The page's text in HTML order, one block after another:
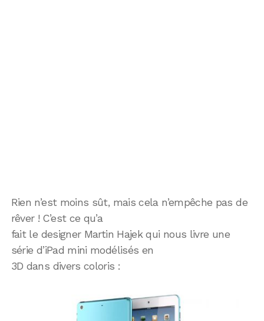
Rien n’est moins sût, mais cela n’empêche pas de
rêver ! C’est ce qu’a
fait le designer Martin Hajek qui nous livre une
série d’iPad mini modélisés en
3D dans divers coloris :